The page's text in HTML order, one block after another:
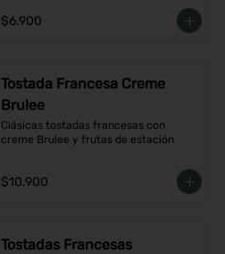
$6.900
Tostada Francesa Creme
Brulee
Clásicas tostadas francesas con
creme Brulee y frutas de estación
$10.900
Tostadas Francesas